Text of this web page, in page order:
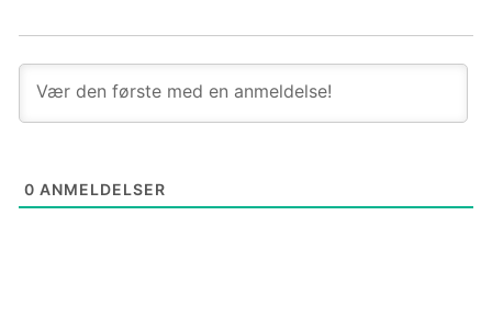
0 ANMELDELSER